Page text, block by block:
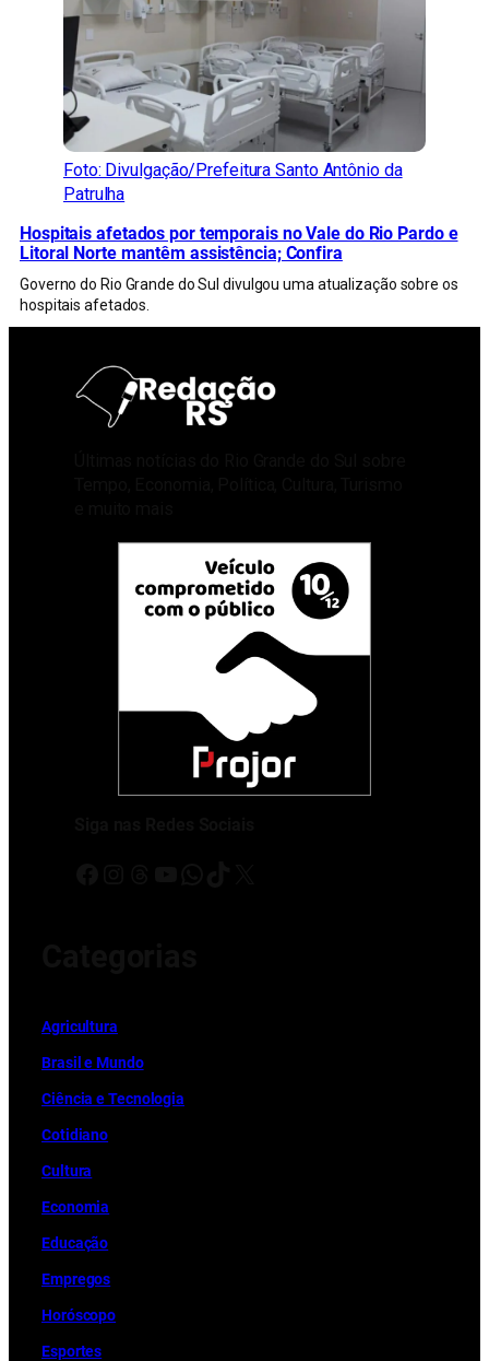
Foto: Divulgação/Prefeitura Santo Antônio da
Patrulha
Hospitais afetados por temporais no Vale do Rio Pardo e
Litoral Norte mantêm assistência; Confira
Governo do Rio Grande do Sul divulgou uma atualização sobre os
hospitais afetados.
Agricultura
Brasil e Mundo
Ciência e Tecnologia
Cotidiano
Cultura
Economia
Educação
Empregos
Horóscopo
Esportes